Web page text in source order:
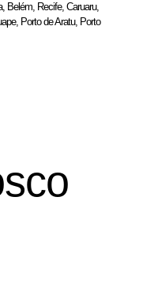
Belém, Recife, Caruaru,
Porto de Aratu, Porto